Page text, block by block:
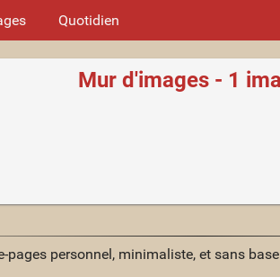
Quotidien
Mur d'images - 1
pages personnel, minimaliste, et sans